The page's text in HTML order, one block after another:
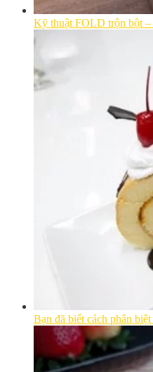
Kỹ thuật FOLD trộn bột –
Bạn đã biết cách phân